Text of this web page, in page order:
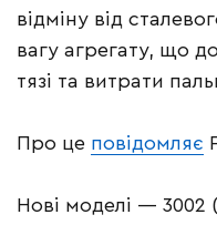
відміну від
вагу агрегату, що
тязі та витрати
Про це повідомляє
Нові моделі — 3002